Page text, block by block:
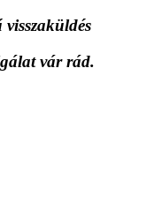
visszaküldés
vár rád.